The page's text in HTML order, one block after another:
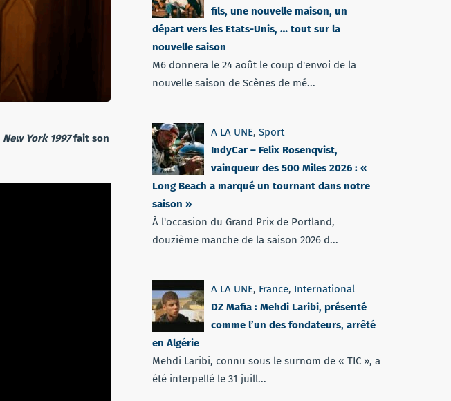
New York 1997fait son
fils, une nouvelle maison, un
départ vers les Etats-Unis, … tout sur la
nouvelle saison
M6 donnera le 24 août le coup d'envoi de la
nouvelle saison de Scènes de mé...
A LA UNE, Sport
IndyCar – Felix Rosenqvist,
vainqueur des 500 Miles 2026 : «
Long Beach a marqué un tournant dans notre
saison »
À l'occasion du Grand Prix de Portland,
douzième manche de la saison 2026 d...
A LA UNE, France, International
DZ Mafia : Mehdi Laribi, présenté
comme l’un des fondateurs, arrêté
en Algérie
Mehdi Laribi, connu sous le surnom de « TIC », a
été interpellé le 31 juill...